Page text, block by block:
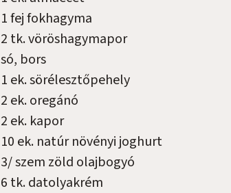
1fejfokhagyma
2 tk.vöröshagymapor
só, bors
1 ek.sörélesztőpehely
2 ek.oregánó
2 ek. kapor
10 ek. natúr növényi joghurt
3/szem zöld olajbogyó
6 tk.datolyakrém